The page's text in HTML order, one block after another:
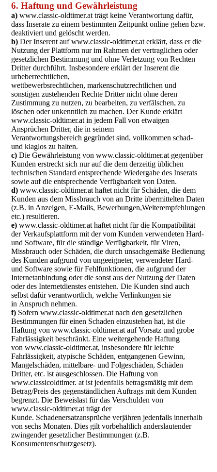
6. Haftung und Gewährleistung
a) www.classic-oldtimer.at trägt keine Verantwortung dafür,
dass Inserate zu einem bestimmten Zeitpunkt online gehen bzw.
deaktiviert und gelöscht werden.
b) Der Inserent auf www.classic-oldtimer.at erklärt, dass er die
Nutzung der Plattform nur im Rahmen der vertraglichen oder
gesetzlichen Bestimmung und ohne Verletzung von Rechten
Dritter durchführt. Insbesondere erklärt der Inserent die
urheberrechtlichen,
wettbewerbsrechtlichen, markenschutzrechtlichen und
sonstigen zustehenden Rechte Dritter nicht ohne deren
Zustimmung zu nutzen, zu bearbeiten, zu verfälschen, zu
löschen oder unkenntlich zu machen. Der Kunde erklärt
www.classic-oldtimer.at in jedem Fall von etwaigen
Ansprüchen Dritter, die in seinem
Verantwortungsbereich gegründet sind, vollkommen schad-
und klaglos zu halten.
c) Die Gewährleistung von www.classic-oldtimer.at gegenüber
Kunden erstreckt sich nur auf die dem derzeitig üblichen
technischen Standard entsprechende Wiedergabe des Inserats
sowie auf die entsprechende Verfügbarkeit von Daten.
d) www.classic-oldtimer.at haftet nicht für Schäden, die dem
Kunden aus dem Missbrauch von an Dritte übermittelten Daten
(z.B. in Anzeigen, E-Mails, Bewerbungen,Weiterempfehlungen
etc.) resultieren.
e) www.classic-oldtimer.at haftet nicht für die Kompatibilität
der Verkaufsplattform mit der vom Kunden verwendeten Hard-
und Software, für die ständige Verfügbarkeit, für Viren,
Missbrauch oder Schäden, die durch unsachgemäße Bedienung
des Kunden aufgrund von ungeeigneter, verwendeter Hard-
und Software sowie für Fehlfunktionen, die aufgrund der
Internetanbindung oder die sonst aus der Nutzung der Daten
oder des Internetdienstes entstehen. Die Kunden sind auch
selbst dafür verantwortlich, welche Verlinkungen sie
in Anspruch nehmen.
f) Sofern www.classic-oldtimer.at nach den gesetzlichen
Bestimmungen für einen Schaden einzustehen hat, ist die
Haftung von www.classic-oldtimer.at auf Vorsatz und grobe
Fahrlässigkeit beschränkt. Eine weitergehende Haftung
von www.classic-oldtimer.at, insbesondere für leichte
Fahrlässigkeit, atypische Schäden, entgangenen Gewinn,
Mangelschäden, mittelbare- und Folgeschäden, Schäden
Dritter, etc. ist ausgeschlossen. Die Haftung von
www.classicoldtimer. at ist jedenfalls betragsmäßig mit dem
Betrag/Preis des gegenständlichen Auftrags mit dem Kunden
begrenzt. Die Beweislast für das Verschulden von
www.classic-oldtimer.at trägt der
Kunde. Schadenersatzansprüche verjähren jedenfalls innerhalb
von sechs Monaten. Dies gilt vorbehaltlich anderslautender
zwingender gesetzlicher Bestimmungen (z.B.
Konsumentenschutzgesetz).